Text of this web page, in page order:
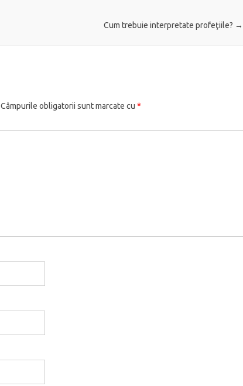
Cum trebuie interpretate profeţiile? →
Câmpurile obligatorii sunt marcate cu *